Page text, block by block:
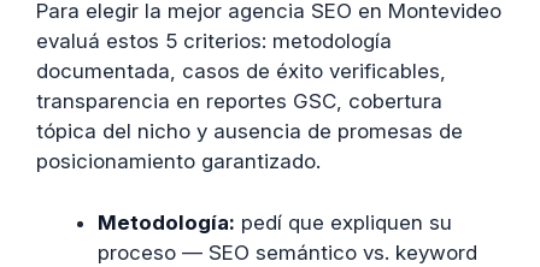
Para elegir la mejor agencia SEO en Montevideo
evaluá estos 5 criterios: metodología
documentada, casos de éxito verificables,
transparencia en reportes GSC, cobertura
tópica del nicho y ausencia de promesas de
posicionamiento garantizado.
Metodología: pedí que expliquen su
proceso — SEO semántico vs. keyword